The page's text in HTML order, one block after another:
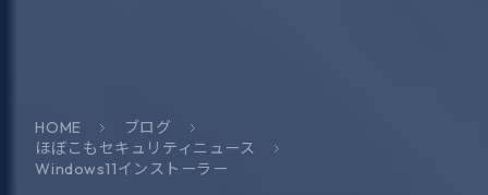
HOME
ブログ
ほぼこもセキュリティニュース
Windows11インストーラー